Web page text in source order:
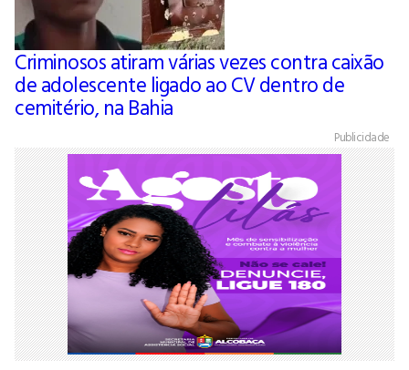
Criminosos atiram várias vezes contra caixão
de adolescente ligado ao CV dentro de
cemitério, na Bahia
Publicidade